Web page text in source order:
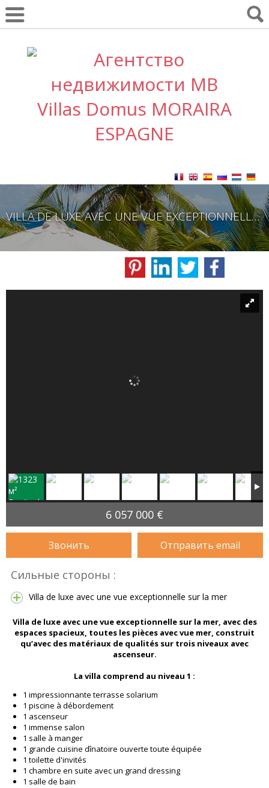
VILLA DE LUXE AVEC UNE VUE EXCEPTIONNELLE SUR LA MER
6 057 000 €
Звонить Отправить email
Сильные стороны :
Villa de luxe avec une vue exceptionnelle sur la mer
Villa de luxeavec une vue exceptionnelle sur la mer, avec des
espaces spacieux, toutes les pièces avec vue mer, construit
qu’avec des matériaux de qualités sur trois niveaux avec
ascenseur.
La villa comprend au niveau 1 :
1 impressionnante terrasse solarium
1 piscine à débordement
1 ascenseur
1 immense salon
1 salle à manger
1 grande cuisine dînatoire ouverte toute équipée
1 toilette d'invités
1 chambre en suite avec un grand dressing
1 salle de bain